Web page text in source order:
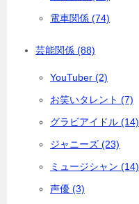
電車関係 (74)
芸能関係 (88)
YouTuber (2)
お笑いタレント (7)
グラビアイドル (14)
ジャニーズ (23)
ミュージシャン (14)
声優 (3)